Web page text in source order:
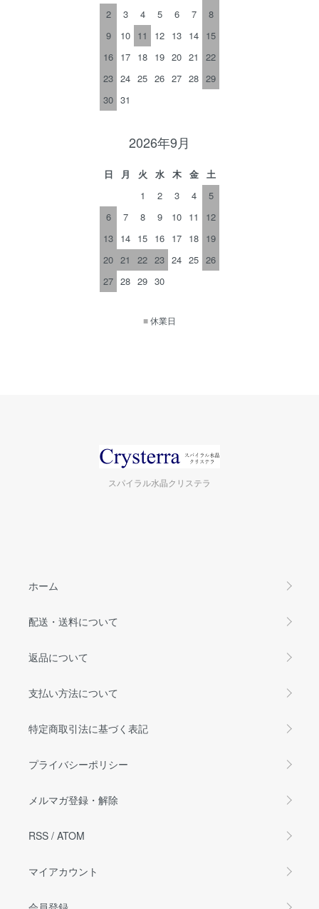
2
3 4 5 6 7
8
9
10 11 12 13 14 15
16 17 18 19 20 21
22
23 24 25 26 27 28 29
30 31
2026年9月
日 月 火 水 木 金
土
1
2 3 4
5
6
7 8 9 10 11
12
13 14 15 16 17 18 19
20 21 22 23 24 25 26
27 28 29 30
■休業日
スパイラル水晶クリステラ
ホーム
配送・送料について
返品について
支払い方法について
特定商取引法に基づく表記
プライバシーポリシー
メルマガ登録・解除
RSS / ATOM
マイアカウント